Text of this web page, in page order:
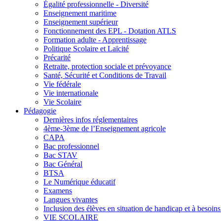
Égalité professionnelle - Diversité
Enseignement maritime
Enseignement supérieur
Fonctionnement des EPL - Dotation ATLS
Formation adulte - Apprentissage
Politique Scolaire et Laïcité
Précarité
Retraite, protection sociale et prévoyance
Santé, Sécurité et Conditions de Travail
Vie fédérale
Vie internationale
Vie Scolaire
Pédagogie
Dernières infos réglementaires
4ème-3ème de l’Enseignement agricole
CAPA
Bac professionnel
Bac STAV
Bac Général
BTSA
Le Numérique éducatif
Examens
Langues vivantes
Inclusion des élèves en situation de handicap et à
VIE SCOLAIRE